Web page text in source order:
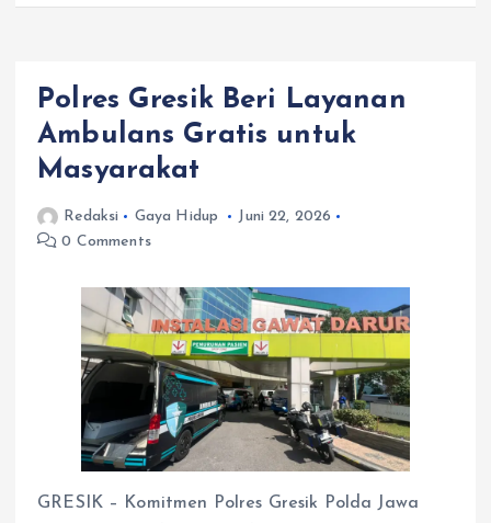
Polres Gresik Beri Layanan
Ambulans Gratis untuk
Masyarakat
Redaksi Gaya Hidup
Juni 22, 2026
0 Comments
GRESIK – Komitmen Polres Gresik Polda Jawa